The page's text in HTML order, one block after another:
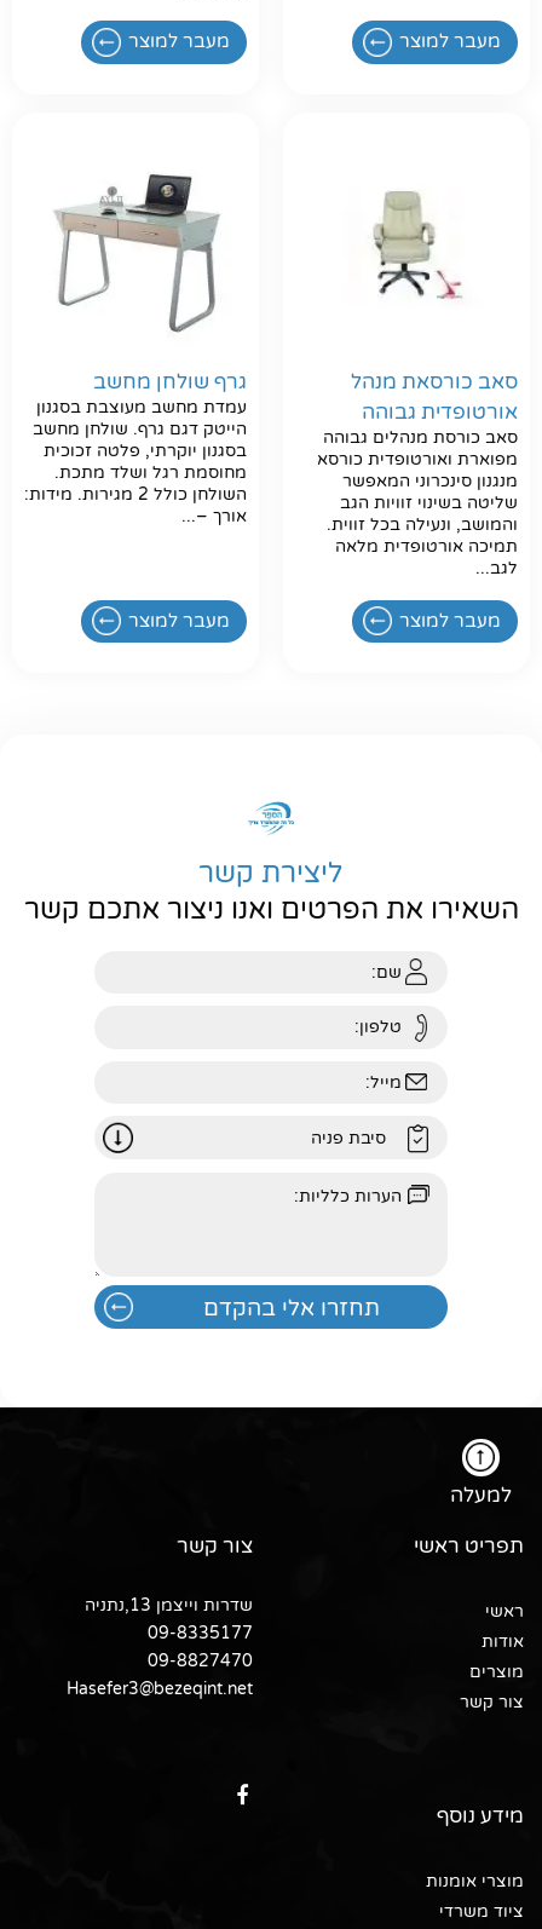
חפשו באתר מעבר למוצר מעבר למוצר
סאב כורסאת מנהל
אורטופדית גבוהה
סאב כורסת מנהלים גבוהה
מפוארת ואורטופדית כורסא
מנגנון סינכרוני המאפשר
שליטה בשינוי זוויות הגב
והמושב, ונעילה בכל זווית.
תמיכה אורטופדית מלאה
לגב...
מעבר למוצר
גרף שולחן מחשב
עמדת מחשב מעוצבת בסגנון
הייטק דגם גרף. שולחן מחשב
בסגנון יוקרתי, פלטה זכוכית
מחוסמת רגל ושלד מתכת.
השולחן כולל 2 מגירות. מידות:
אורך –...
מעבר למוצר
ליצירת קשר
השאירו את הפרטים ואנו ניצור אתכם קשר
למעלה
תפריט ראשי
ראשי
אודות
מוצרים
צור קשר
מידע נוסף
מוצרי אומנות
ציוד משרדי
צור קשר
שדרות וייצמן 13,נתניה
09-8335177
09-8827470
Hasefer3@bezeqint.net